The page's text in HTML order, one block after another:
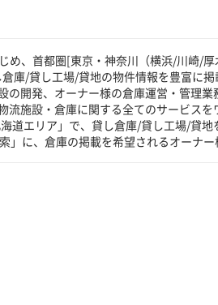
め、首都圏[東京・神奈川（横浜/川崎/
庫/貸し工場/貸地の物件情報を豊富に
の開発、オーナー様の倉庫運営・管理
流施設・倉庫に関する全てのサービス
道エリア」で、貸し倉庫/貸し工場/貸
」に、倉庫の掲載を希望されるオーナ